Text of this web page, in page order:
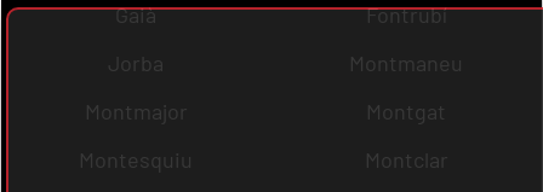
Gaià
Fontrubí
Jorba
Montmaneu
Montmajor
Montgat
Montesquiu
Montclar